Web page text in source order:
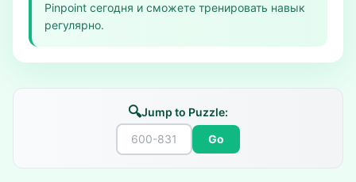
Pinpoint сегодня и сможете тренировать навык
регулярно.
🔍Jump to Puzzle:
Go